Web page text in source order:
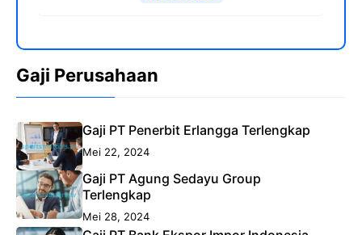
Gaji Perusahaan
Gaji PT Penerbit Erlangga Terlengkap
Mei 22, 2024
Gaji PT Agung Sedayu Group
Terlengkap
Mei 28, 2024